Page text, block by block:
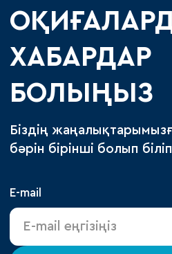
ХАБАРДАР
БОЛЫҢЫЗ
Біздің
бәрін бірінші болып
E-mail